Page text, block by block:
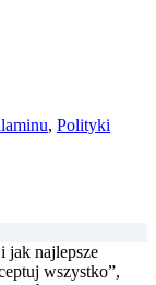
, Polityki
jak najlepsze
wszystko”,